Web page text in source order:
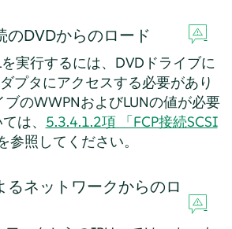
のDVDからのロード
実行するには、DVDドライブに
プタにアクセスする必要があり
ブのWWPNおよびLUNの値が必要
は、 5.3.4.1.2項 「FCP接続SCSI
参照してください。
るネットワークからのロ